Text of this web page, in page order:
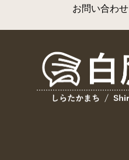
お問い合わせ